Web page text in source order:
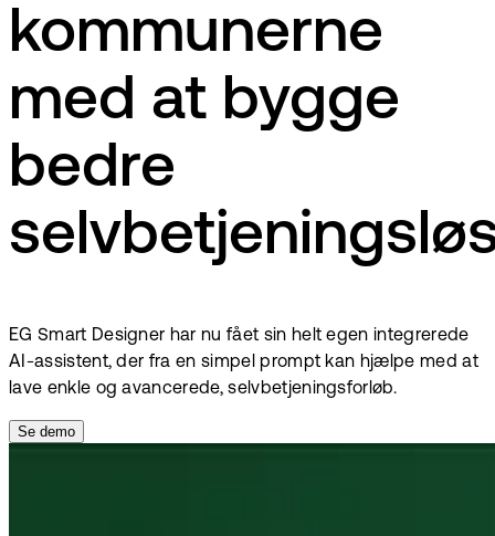
kommunerne
med at bygge
bedre
EG Smart Designer har nu fået sin helt egen integrerede
AI-assistent, der fra en simpel prompt kan hjælpe med at
lave enkle og avancerede, selvbetjeningsforløb.
Se demo